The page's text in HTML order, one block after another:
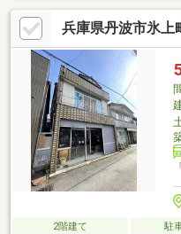
換、フローリング上張り、ク
ル上張り、クッションフロア
換、シューズボックス交換、
置、照明LED交換、設備点検
件により住宅ローン減税が適
さい。
兵庫県丹波市氷上
2階建て 駐